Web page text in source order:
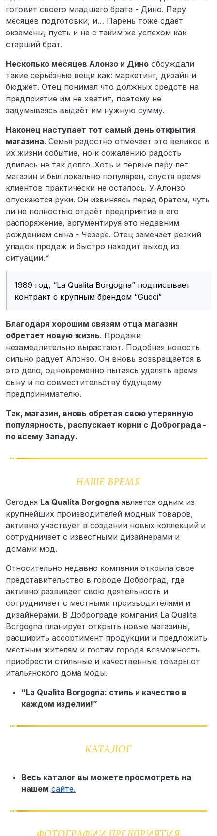
готовит своего младшего брата - Дино. Пару
месяцев подготовки, и… Парень тоже сдаёт
экзамены, пусть и не с таким же успехом как
старший брат.
Несколько месяцев Алонзо и Дино обсуждали
такие серьёзные вещи как: маркетинг, дизайн и
бюджет. Отец понимал что должных средств на
предприятие им не хватит, поэтому не
задумываясь выдаёт им нужную сумму.
Наконец наступает тот самый день открытия
магазина. Семья радостно отмечает это великое в
их жизни событие, но к сожалению радость
длилась не так долго. Хоть и первые пару лет
магазин и был локально популярен, спустя время
клиентов практически не осталось. У Алонзо
опускаются руки. Он извиняясь перед братом, чуть
ли не полностью отдаёт предприятие в его
распоряжение, аргументируя это недавним
рождением сына - Чезаре. Отец замечает резкий
упадок продаж и быстро находит выход из
ситуации.*
1989 год, “La Qualita Borgogna” подписывает
контракт с крупным брендом “Gucci”
Благодаря хорошим связям отца магазин
обретает новую жизнь. Продажи
незамедлительно вырастают. Подобная новость
сильно радует Алонзо. Он вновь возвращается в
это дело, одновременно пытаясь уделять время
сыну и по совместительству будущему
предпринимателю.
Так, магазин, вновь обретая свою утерянную
популярность, распускает корни с Доброграда -
по всему Западу.
Сегодня La Qualita Borgogna является одним из
крупнейших производителей модных товаров,
активно участвует в создании новых коллекций и
сотрудничает с известными дизайнерами и
домами мод.
Относительно недавно компания открыла свое
представительство в городе Доброград, где
активно развивает свою деятельность и
сотрудничает с местными производителями и
дизайнерами. В Доброграде компания La Qualita
Borgogna планирует открыть новые магазины,
расширить ассортимент продукции и предложить
местным жителям и гостям города возможность
приобрести стильные и качественные товары от
итальянского дома моды.
“La Qualita Borgogna: стиль и качество в
каждом изделии!”
Весь каталог вы можете просмотреть на
нашем сайте.